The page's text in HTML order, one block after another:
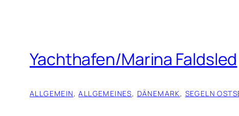
Yachthafen/Marina Faldsled
ALLGEMEIN, ALLGEMEINES, DÄNEMARK, SEGELN